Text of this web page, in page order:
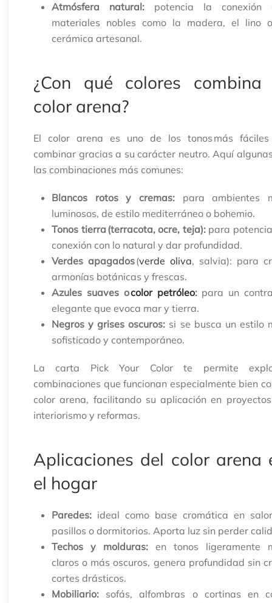
Atmósfera natural: potencia la conexión
materiales nobles como la madera, el lino
cerámica artesanal.
¿Con qué colores combina
color arena?
El color arena es uno de los tonos más
combinar gracias a su carácter neutro. Aquí
las combinaciones más comunes:
Blancos rotos y cremas: para ambientes
luminosos, de estilo mediterráneo o bohemio.
Tonos tierra (terracota, ocre, teja):para
conexión con lo natural y dar profundidad.
Verdes apagados(verde oliva, salvia): para
armonías botánicas y frescas.
Azules suaves ocolor petróleo:para un
elegante que evoca mar y tierra.
Negros y grises oscuros: si se busca un estilo
sofisticado y contemporáneo.
La carta Pick Your Color te permite
combinaciones que funcionan especialmente bien
color arena, facilitando su aplicación en
interiorismo y reformas.
Aplicaciones del color arena
el hogar
Paredes: ideal como base cromática en
pasillos o dormitorios. Aporta luz sin perder
Techos y molduras: en tonos ligeramente
claros o más oscuros, genera profundidad sin
cortes drásticos.
Mobiliario: sofás, alfombras o cortinas en